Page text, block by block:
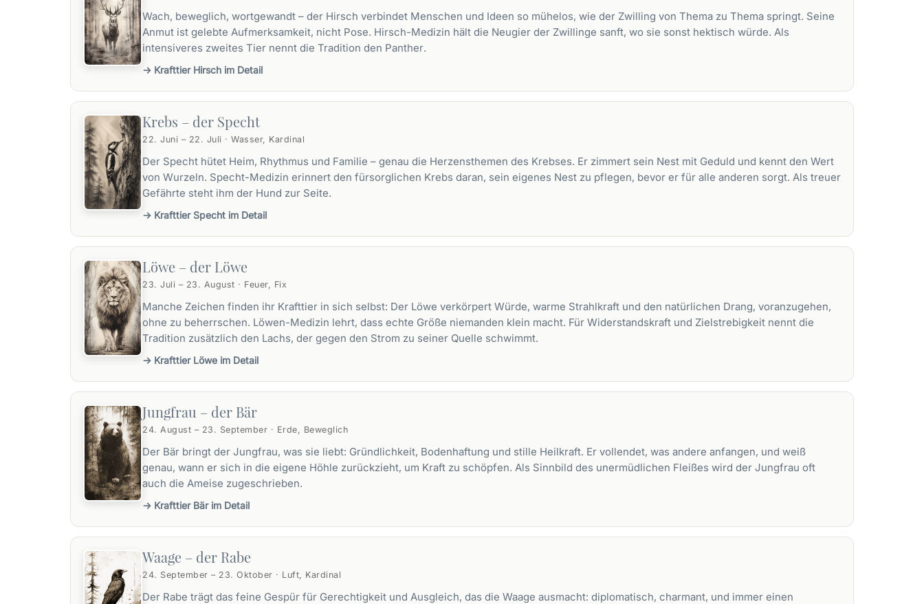
Wach, beweglich, wortgewandt – der Hirsch verbindet Menschen und Ideen so mühelos, wie der Zwilling von Thema zu Thema springt. Seine
Anmut ist gelebte Aufmerksamkeit, nicht Pose. Hirsch-Medizin hält die Neugier der Zwillinge sanft, wo sie sonst hektisch würde. Als
intensiveres zweites Tier nennt die Tradition den Panther.
→ Krafttier Hirsch im Detail
Krebs – der Specht
22. Juni – 22. Juli · Wasser, Kardinal
Der Specht hütet Heim, Rhythmus und Familie – genau die Herzensthemen des Krebses. Er zimmert sein Nest mit Geduld und kennt den Wert
von Wurzeln. Specht-Medizin erinnert den fürsorglichen Krebs daran, sein eigenes Nest zu pflegen, bevor er für alle anderen sorgt. Als treuer
Gefährte steht ihm der Hund zur Seite.
→ Krafttier Specht im Detail
Löwe – der Löwe
23. Juli – 23. August · Feuer, Fix
Manche Zeichen finden ihr Krafttier in sich selbst: Der Löwe verkörpert Würde, warme Strahlkraft und den natürlichen Drang, voranzugehen,
ohne zu beherrschen. Löwen-Medizin lehrt, dass echte Größe niemanden klein macht. Für Widerstandskraft und Zielstrebigkeit nennt die
Tradition zusätzlich den Lachs, der gegen den Strom zu seiner Quelle schwimmt.
→ Krafttier Löwe im Detail
Jungfrau – der Bär
24. August – 23. September · Erde, Beweglich
Der Bär bringt der Jungfrau, was sie liebt: Gründlichkeit, Bodenhaftung und stille Heilkraft. Er vollendet, was andere anfangen, und weiß
genau, wann er sich in die eigene Höhle zurückzieht, um Kraft zu schöpfen. Als Sinnbild des unermüdlichen Fleißes wird der Jungfrau oft
auch die Ameise zugeschrieben.
→ Krafttier Bär im Detail
Waage – der Rabe
24. September – 23. Oktober · Luft, Kardinal
Der Rabe trägt das feine Gespür für Gerechtigkeit und Ausgleich, das die Waage ausmacht: diplomatisch, charmant, und immer einen